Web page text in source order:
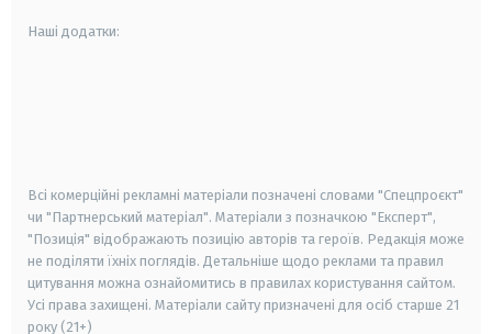
Наші додатки:
Всі комерційні рекламні матеріали позначені словами "Спецпроєкт"
чи "Партнерський матеріал". Матеріали з позначкою "Експерт",
"Позиція" відображають позицію авторів та героїв. Редакція може
не поділяти їхніх поглядів. Детальніше щодо реклами та правил
цитування можна ознайомитись в правилах користування сайтом.
Усі права захищені. Матеріали сайту призначені для осіб старше 21
року (21+)